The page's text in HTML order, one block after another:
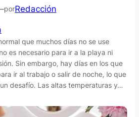
porRedacción
que muchos días no se use
es necesario para ir a la playa ni
Sin embargo, hay días en los que
ir al trabajo o salir de noche, lo que
desafío. Las altas temperaturas y…